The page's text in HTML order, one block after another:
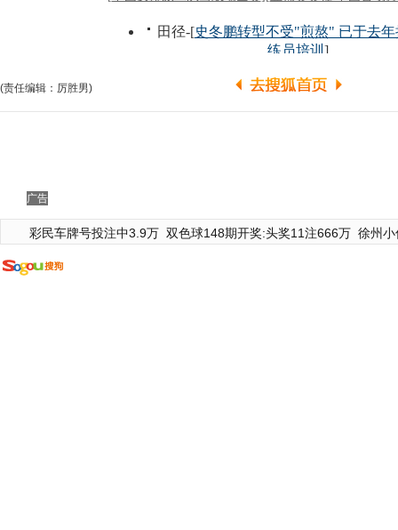
(责任编辑：厉胜男)
广告
彩民车牌号投注中3.9万 双色球148期开奖:头奖11注666万 徐州